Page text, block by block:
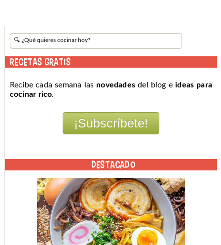
RECETAS GRATIS
Recibe cada semana las novedades del blog eideas para
cocinar rico.
DESTACADO